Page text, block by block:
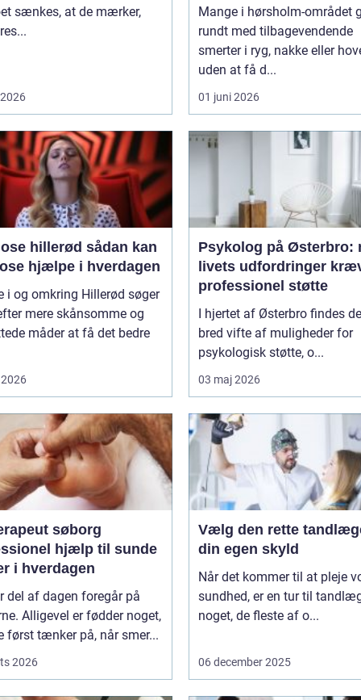
sænkes, at de mærker,
Mange i hørsholm-området
rundt med tilbagevendende
smerter i ryg, nakke eller
uden at få d...
01 juni 2026
hillerød sådan kan
hjælpe i hverdagen
i og omkring Hillerød søger
mere skånsomme og
måder at få det bedre
Psykolog på Østerbro:
livets udfordringer
professionel støtte
I hjertet af Østerbro findes
bred vifte af muligheder for
psykologisk støtte, o...
03 maj 2026
søborg
hjælp til sunde
i hverdagen
del af dagen foregår på
Alligevel er fødder noget,
først tænker på, når smer...
2026
Vælg den rette
din egen skyld
Når det kommer til at pleje
sundhed, er en tur til
noget, de fleste af o...
06 december 2025